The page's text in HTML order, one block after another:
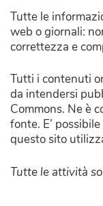
Tutte le
web o giornali:
correttezza e
Tutti i contenuti
da intendersi
Commons. Ne è
fonte. E’
questo sito
Tutte le attività